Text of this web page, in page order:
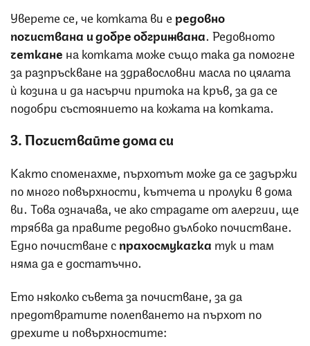
Уверете се, че котката ви е редовно
почиствана и добре обгрижвана. Редовното
четкане на котката може също така да помогне
за разпръскване на здравословни масла по цялата
ѝ козина и да насърчи притока на кръв, за да се
подобри състоянието на кожата на котката.
3. Почиствайте дома си
Както споменахме, пърхотът може да се задържи
по много повърхности, кътчета и пролуки в дома
ви. Това означава, че ако страдате от алергии, ще
трябва да правите редовно дълбоко почистване.
Едно почистване спрахосмукачка тук и там
няма да е достатъчно.
Ето няколко съвета за почистване, за да
предотвратите полепването на пърхот по
дрехите и повърхностите: